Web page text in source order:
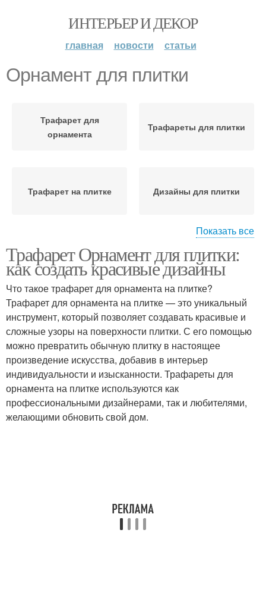
ИНТЕРЬЕР И ДЕКОР
главная новости статьи
Орнамент для плитки
Трафарет для
орнамента
Трафареты для плитки
Трафарет на плитке Дизайны для плитки
Установленная плитка
Показать все
Трафарет Орнамент для плитки:
как создать красивые дизайны
Что такое трафарет для орнамента на плитке?
Трафарет для орнамента на плитке — это уникальный
инструмент, который позволяет создавать красивые и
сложные узоры на поверхности плитки. С его помощью
можно превратить обычную плитку в настоящее
произведение искусства, добавив в интерьер
индивидуальности и изысканности. Трафареты для
орнамента на плитке используются как
профессиональными дизайнерами, так и любителями,
желающими обновить свой дом.